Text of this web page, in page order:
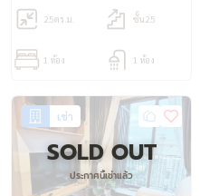
25ตร.ม. ชั้น25
1 ห้อง 1 ห้อง
เช่า
SOLD OUT
ประกาศนี้เช่าแล้ว